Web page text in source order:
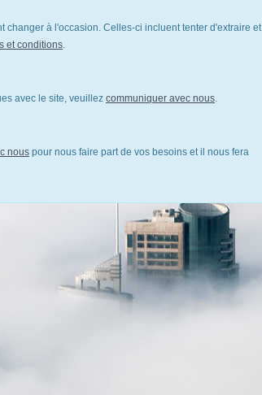
changer à l'occasion. Celles-ci incluent tenter d'extraire et
et conditions.
avec le site, veuillez communiquer avec nous.
nouspour nous faire part de vos besoins et il nous fera